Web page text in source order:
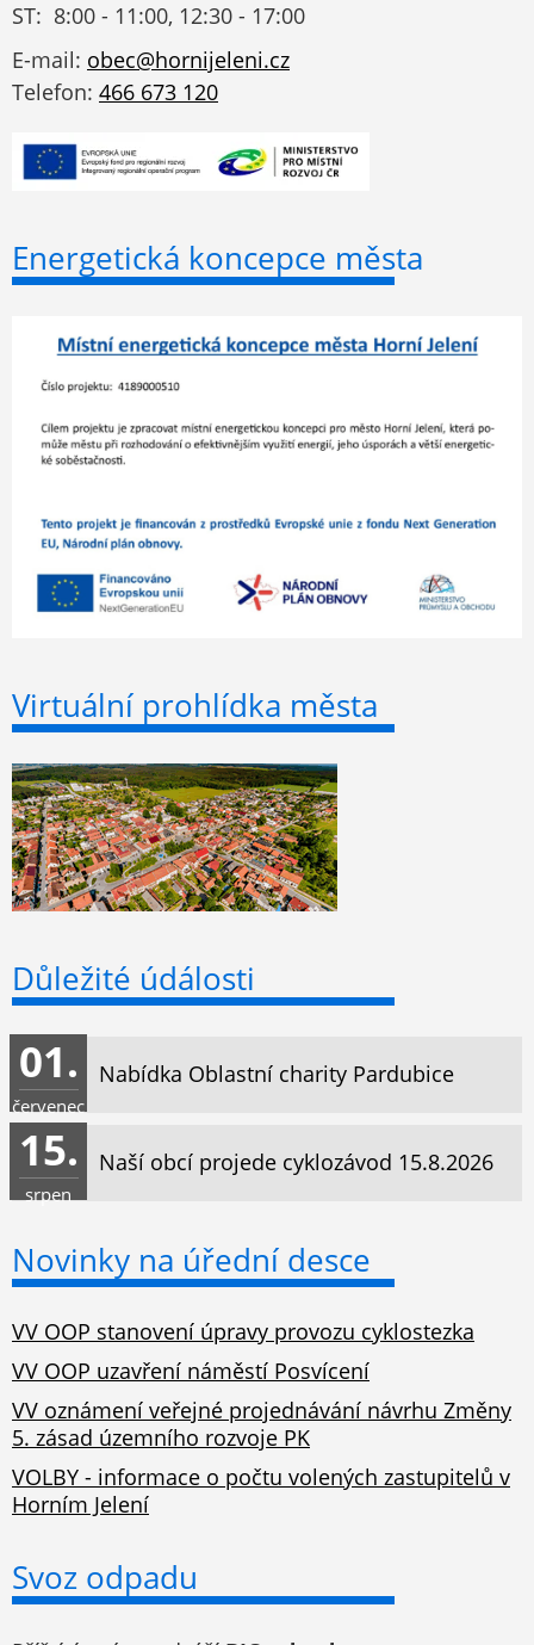
ST: 8:00 - 11:00, 12:30 - 17:00
E-mail: obec@hornijeleni.cz
Telefon: 466 673 120
Energetická koncepce města
Virtuální prohlídka města
Důležité údálosti
Nabídka Oblastní charity Pardubice
01.
červenec
Naší obcí projede cyklozávod 15.8.2026
15.
srpen
Novinky na úřední desce
VV OOP stanovení úpravy provozu cyklostezka
VV OOP uzavření náměstí Posvícení
VV oznámení veřejné projednávání návrhu Změny
5. zásad územního rozvoje PK
VOLBY - informace o počtu volených zastupitelů v
Horním Jelení
Svoz odpadu